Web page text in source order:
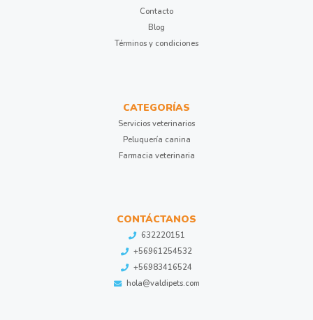
Contacto
Blog
Términos y condiciones
CATEGORÍAS
Servicios veterinarios
Peluquería canina
Farmacia veterinaria
CONTÁCTANOS
632220151
+56961254532
+56983416524
hola@valdipets.com